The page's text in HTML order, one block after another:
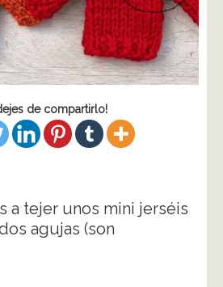
de compartirlo!
a tejer unos mini jerséis
agujas (son